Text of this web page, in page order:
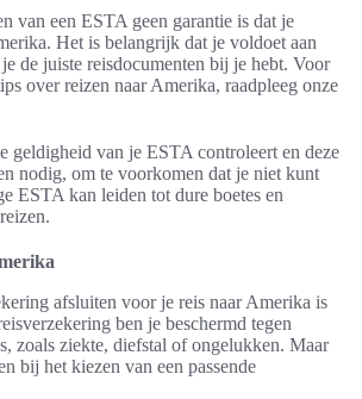
van een ESTA geen garantie is dat je
Het is belangrijk dat je voldoet aan
de juiste reisdocumenten bij je hebt. Voor
over reizen naar Amerika, raadpleeg onze
geldigheid van je ESTA controleert en deze
nodig, om te voorkomen dat je niet kunt
ESTA kan leiden tot dure boetes en
afsluiten voor je reis naar Amerika is
ben je beschermd tegen
zoals ziekte, diefstal of ongelukken. Maar
bij het kiezen van een passende